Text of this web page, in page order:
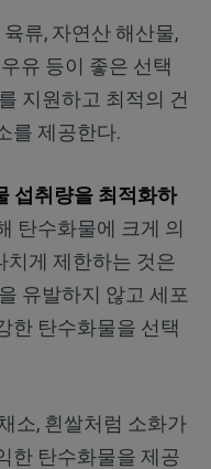
류, 자연산 해산물,
유 등이 좋은 선택
지원하고 최적의 건
를 제공한다.
섭취량을 최적화하
탄수화물에 크게 의
치게 제한하는 것은
유발하지 않고 세포
한 탄수화물을 선택
소, 흰쌀처럼 소화가
한 탄수화물을 제공